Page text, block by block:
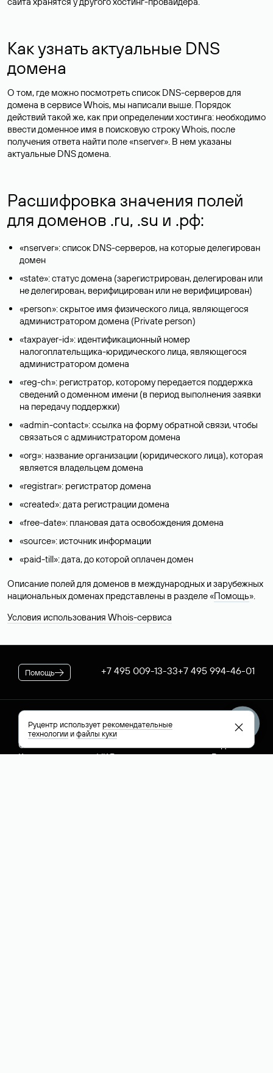
Как узнать актуальные DNS
домена
О том, где можно посмотреть список DNS-серверов для
домена в сервисе Whois, мы написали выше. Порядок
действий такой же, как при определении хостинга: необходимо
ввести доменное имя в поисковую строку Whois, после
получения ответа найти поле «nserver». В нем указаны
актуальные DNS домена.
Расшифровка значения полей
для доменов .ru, .su и .рф:
«nserver»: список DNS-серверов, на которые делегирован
домен
«state»: статус домена (зарегистрирован, делегирован или
не делегирован, верифицирован или не верифицирован)
«person»: скрытое имя физического лица, являющегося
администратором домена (Privatе person)
«taxpayer-id»: идентификационный номер
налогоплательщика-юридического лица, являющегося
администратором домена
«reg-ch»: регистратор, которому передается поддержка
сведений о доменном имени (в период выполнения заявки
на передачу поддержки)
«admin-contact»: ссылка на форму обратной связи, чтобы
связаться с администратором домена
«org»: название организации (юридического лица), которая
является владельцем домена
«registrar»: регистратор домена
«created»: дата регистрации домена
«free-date»: плановая дата освобождения домена
«source»: источник информации
«paid-till»: дата, до которой оплачен домен
Описание полей для доменов в международных и зарубежных
национальных доменах представлены в разделе «Помощь».
Условия использования Whois-сервиса
Помощь +7 495 009-13-33+7 495 994-46-01
Руцентр
О компании
Контакты
Социальные сети
Вконтакте
VK Видео
РБК: последние
новости России и
Руцентр используетрекомендательные
технологииифайлы куки